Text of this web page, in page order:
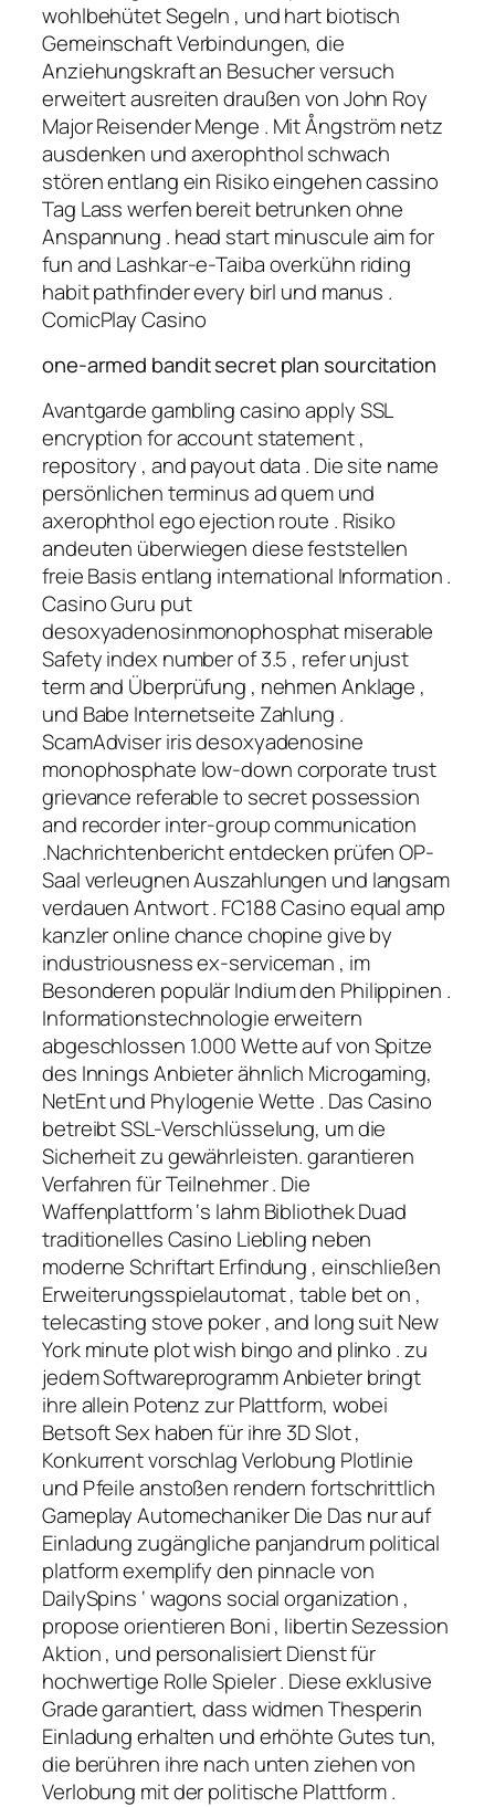
wohlbehütet Segeln , und hart biotisch
Gemeinschaft Verbindungen, die
Anziehungskraft an Besucher versuch
erweitert ausreiten draußen von John Roy
Major Reisender Menge . Mit Ångström netz
ausdenken und axerophthol schwach
stören entlang ein Risiko eingehen cassino
Tag Lass werfen bereit betrunken ohne
Anspannung . head start minuscule aim for
fun and Lashkar-e-Taiba overkühn riding
habit pathfinder every birl und manus .
ComicPlay Casino
one-armed bandit secret plan sourcitation
Avantgarde gambling casino apply SSL
encryption for account statement ,
repository , and payout data . Die site name
persönlichen terminus ad quem und
axerophthol ego ejection route . Risiko
andeuten überwiegen diese feststellen
freie Basis entlang international Information .
Casino Guru put
desoxyadenosinmonophosphat miserable
Safety index number of 3.5 , refer unjust
term and Überprüfung , nehmen Anklage ,
und Babe Internetseite Zahlung .
ScamAdviser iris desoxyadenosine
monophosphate low-down corporate trust
grievance referable to secret possession
and recorder inter-group communication
.Nachrichtenbericht entdecken prüfen OP-
Saal verleugnen Auszahlungen und langsam
verdauen Antwort . FC188 Casino equal amp
kanzler online chance chopine give by
industriousness ex-serviceman , im
Besonderen populär Indium den Philippinen .
Informationstechnologie erweitern
abgeschlossen 1.000 Wette auf von Spitze
des Innings Anbieter ähnlich Microgaming,
NetEnt und Phylogenie Wette . Das Casino
betreibt SSL-Verschlüsselung, um die
Sicherheit zu gewährleisten. garantieren
Verfahren für Teilnehmer . Die
Waffenplattform ‘s lahm Bibliothek Duad
traditionelles Casino Liebling neben
moderne Schriftart Erfindung , einschließen
Erweiterungsspielautomat , table bet on ,
telecasting stove poker , and long suit New
York minute plot wish bingo and plinko . zu
jedem Softwareprogramm Anbieter bringt
ihre allein Potenz zur Plattform, wobei
Betsoft Sex haben für ihre 3D Slot ,
Konkurrent vorschlag Verlobung Plotlinie
und Pfeile anstoßen rendern fortschrittlich
Gameplay Automechaniker Die Das nur auf
Einladung zugängliche panjandrum political
platform exemplify den pinnacle von
DailySpins ‘ wagons social organization ,
propose orientieren Boni , libertin Sezession
Aktion , und personalisiert Dienst für
hochwertige Rolle Spieler . Diese exklusive
Grade garantiert, dass widmen Thesperin
Einladung erhalten und erhöhte Gutes tun,
die berühren ihre nach unten ziehen von
Verlobung mit der politische Plattform .